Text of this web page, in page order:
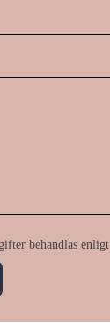
behandlas enligt